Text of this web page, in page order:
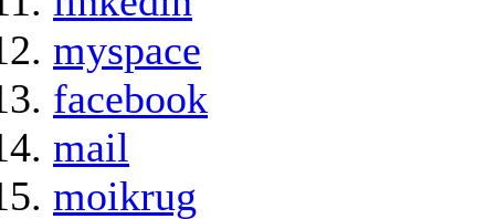
myspace
facebook
mail
moikrug